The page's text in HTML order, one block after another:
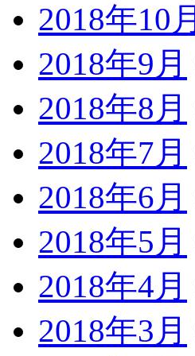
2018年10月
2018年9月
2018年8月
2018年7月
2018年6月
2018年5月
2018年4月
2018年3月